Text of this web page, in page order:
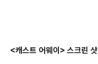
<캐스트 어웨이 > 스크린 샷